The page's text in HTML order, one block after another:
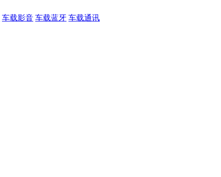
车载影音 车载蓝牙 车载通讯